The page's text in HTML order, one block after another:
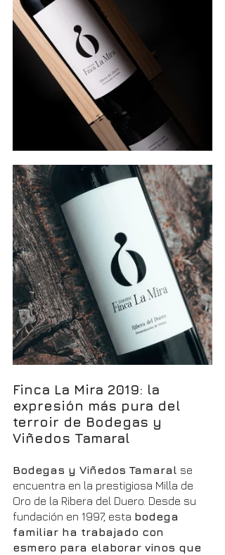
Finca La Mira 2019: la
expresión más pura del
terroir de Bodegas y
Viñedos Tamaral
Bodegas y Viñedos Tamaral se
encuentra en la prestigiosa Milla de
Oro de la Ribera del Duero. Desde su
fundación en 1997, esta bodega
familiar ha trabajado con
esmero para elaborar vinos que